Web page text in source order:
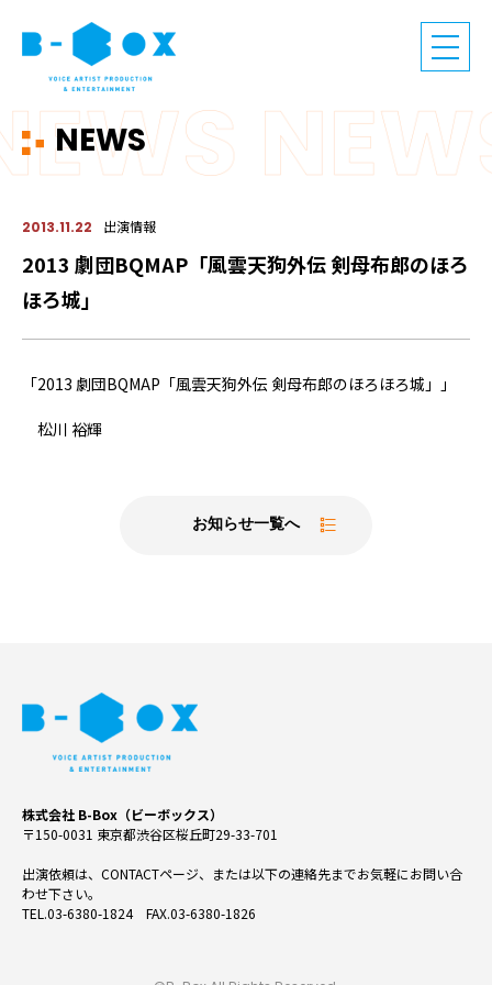
NEWS
2013.11.22 出演情報
2013 劇団BQMAP「風雲天狗外伝 剣母布郎のほろ
ほろ城」
「2013 劇団BQMAP「風雲天狗外伝 剣母布郎のほろほろ城」」
松川 裕輝
お知らせ一覧へ
株式会社 B-Box（ビーボックス）
〒150-0031 東京都渋谷区桜丘町29-33-701
出演依頼は、CONTACTページ、または以下の連絡先までお気軽にお問い合
わせ下さい。
TEL.03-6380-1824 FAX.03-6380-1826